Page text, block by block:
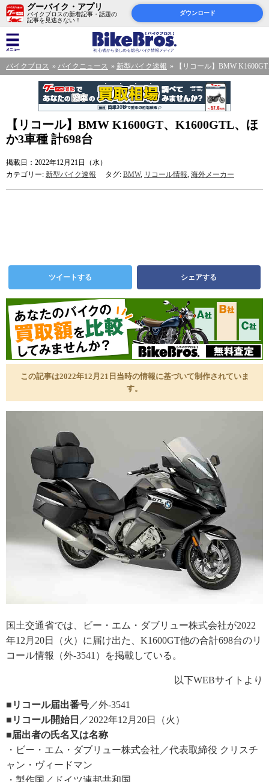
グーバイク・アプリ
バイクブロスの新着記事・話題の
記事を見逃さない！
ダウンロード
バイクブロス バイクニュース 新型バイク速報 【リコール】BMW
【リコール】BMW K1600GT、K1600GTL、ほ
か3車種 計698台
掲載日：2022年12月21日（水）
カテゴリー: 新型バイク速報 タグ: BMW, リコール情報, 海外メーカー
ツイートする シェアする
この記事は2022年12月21日当時の情報に基づいて制作されていま
す。
国土交通省では、ビー・エム・ダブリュー株式会社が2022
年12月20日（火）に届け出た、K1600GT他の合計698台のリ
コール情報（外-3541）を掲載している。
以下WEBサイトより
■リコール届出番号／外-3541
■リコール開始日 ／2022年12月20日（火）
■届出者の氏名又は名称
・ビー・エム・ダブリュー株式会社／代表取締役 クリスチ
ャン・ヴィードマン